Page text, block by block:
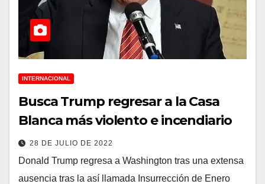
INTERNACIONAL
Busca Trump regresar a la Casa
Blanca más violento e incendiario
28 DE JULIO DE 2022
Donald Trump regresa a Washington tras una extensa
ausencia tras la así llamada Insurrección de Enero